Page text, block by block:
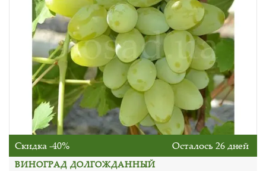
Скидка -40% Осталось 26 дней
ВИНОГРАД ДОЛГОЖДАННЫЙ